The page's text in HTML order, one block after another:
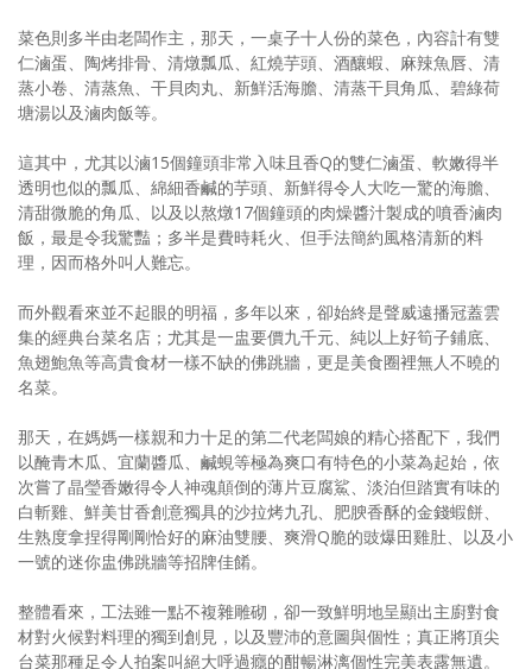
菜色則多半由老闆作主，那天，一桌子十人份的菜色，內容計有雙
仁滷蛋、陶烤排骨、清燉瓢瓜、紅燒芋頭、酒釀蝦、麻辣魚唇、清
蒸小卷、清蒸魚、干貝肉丸、新鮮活海膽、清蒸干貝角瓜、碧綠荷
塘湯以及滷肉飯等。
這其中，尤其以滷15個鐘頭非常入味且香Q的雙仁滷蛋、軟嫩得半
透明也似的瓢瓜、綿細香鹹的芋頭、新鮮得令人大吃一驚的海膽、
清甜微脆的角瓜、以及以熬燉17個鐘頭的肉燥醬汁製成的噴香滷肉
飯，最是令我驚豔；多半是費時耗火、但手法簡約風格清新的料
理，因而格外叫人難忘。
而外觀看來並不起眼的明福，多年以來，卻始終是聲威遠播冠蓋雲
集的經典台菜名店；尤其是一盅要價九千元、純以上好筍子鋪底、
魚翅鮑魚等高貴食材一樣不缺的佛跳牆，更是美食圈裡無人不曉的
名菜。
那天，在媽媽一樣親和力十足的第二代老闆娘的精心搭配下，我們
以醃青木瓜、宜蘭醬瓜、鹹蜆等極為爽口有特色的小菜為起始，依
次嘗了晶瑩香嫩得令人神魂顛倒的薄片豆腐鯊、淡泊但踏實有味的
白斬雞、鮮美甘香創意獨具的沙拉烤九孔、肥腴香酥的金錢蝦餅、
生熟度拿捏得剛剛恰好的麻油雙腰、爽滑Q脆的豉爆田雞肚、以及小
一號的迷你盅佛跳牆等招牌佳餚。
整體看來，工法雖一點不複雜雕砌，卻一致鮮明地呈顯出主廚對食
材對火候對料理的獨到創見，以及豐沛的意圖與個性；真正將頂尖
台菜那種足令人拍案叫絕大呼過癮的酣暢淋漓個性完美表露無遺。